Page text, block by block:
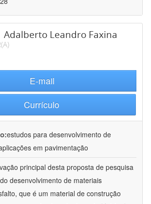
Adalberto Leandro Faxina
E-mail
Currículo
estudos para desenvolvimento de
em pavimentação
principal desta proposta de pesquisa
desenvolvimento de materiais
que é um material de construção